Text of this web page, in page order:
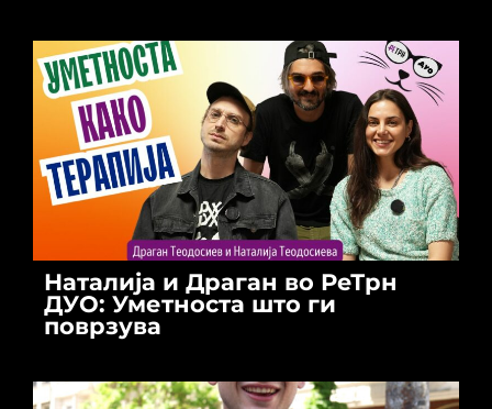
Наталија и Драган во РеТрн
ДУО: Уметноста што ги
поврзува